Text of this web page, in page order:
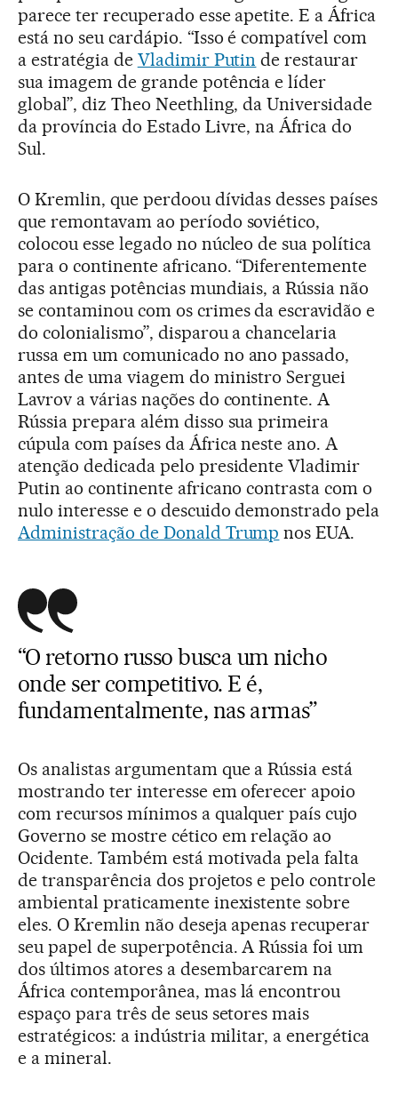
parece ter recuperado esse apetite. E a África
está no seu cardápio. “Isso é compatível com
a estratégia de Vladimir Putin de restaurar
sua imagem de grande potência e líder
global”, diz Theo Neethling, da Universidade
da província do Estado Livre, na África do
Sul.
O Kremlin, que perdoou dívidas desses países
que remontavam ao período soviético,
colocou esse legado no núcleo de sua política
para o continente africano. “Diferentemente
das antigas potências mundiais, a Rússia não
se contaminou com os crimes da escravidão e
do colonialismo”, disparou a chancelaria
russa em um comunicado no ano passado,
antes de uma viagem do ministro Serguei
Lavrov a várias nações do continente. A
Rússia prepara além disso sua primeira
cúpula com países da África neste ano. A
atenção dedicada pelo presidente Vladimir
Putin ao continente africano contrasta com o
nulo interesse e o descuido demonstrado pela
Administração de Donald Trump nos EUA.
“O retorno russo busca um nicho
onde ser competitivo. E é,
fundamentalmente, nas armas”
Os analistas argumentam que a Rússia está
mostrando ter interesse em oferecer apoio
com recursos mínimos a qualquer país cujo
Governo se mostre cético em relação ao
Ocidente. Também está motivada pela falta
de transparência dos projetos e pelo controle
ambiental praticamente inexistente sobre
eles. O Kremlin não deseja apenas recuperar
seu papel de superpotência. A Rússia foi um
dos últimos atores a desembarcarem na
África contemporânea, mas lá encontrou
espaço para três de seus setores mais
estratégicos: a indústria militar, a energética
e a mineral.